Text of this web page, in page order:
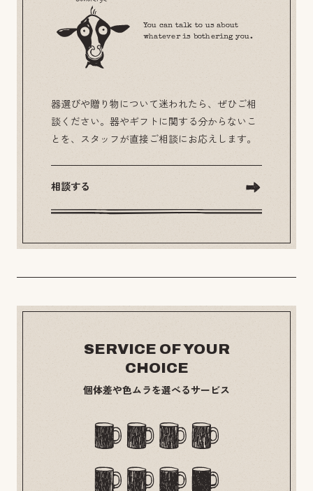
You can talk to us about
whatever is bothering you.
器選びや贈り物について迷われたら、ぜひご相
談ください。器やギフトに関する分からないこ
とを、スタッフが直接ご相談にお応えします。
相談する
SERVICE OF YOUR
CHOICE
個体差や色ムラを選べるサービス